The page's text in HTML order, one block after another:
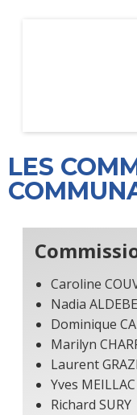
LES
Caroline
Nadia
Dominique
Marilyn
Laurent
Yves MEILLAC
Richard SURY